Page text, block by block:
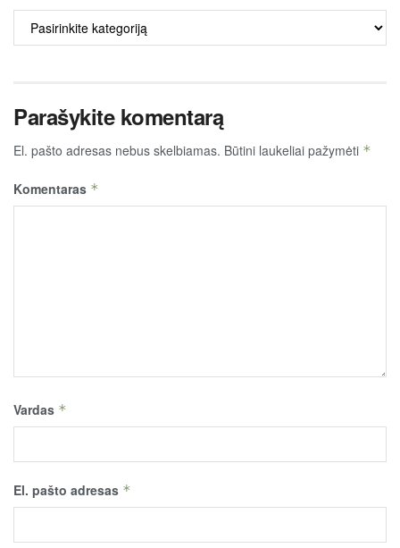
ALKO
TURINYS
Parašykite komentarą
El. pašto adresas nebus skelbiamas. Būtini laukeliai pažymėti *
Komentaras *
Vardas *
El. pašto adresas *